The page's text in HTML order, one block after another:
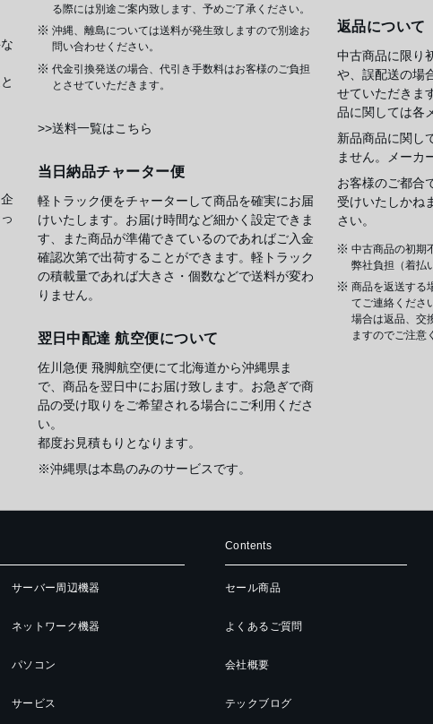
る際には別途ご案内致します、予めご了承ください。
沖縄、離島については送料が発生致しますので別途お
問い合わせください。
代金引換発送の場合、代引き手数料はお客様のご負担
とさせていただきます。
>>送料一覧はこちら
当日納品チャーター便
軽トラック便をチャーターして商品を確実にお届
けいたします。お届け時間など細かく設定できま
す、また商品が準備できているのであればご入金
確認次第で出荷することができます。軽トラック
の積載量であれば大きさ・個数などで送料が変わ
りません。
翌日中配達 航空便について
佐川急便 飛脚航空便にて北海道から沖縄県ま
で、商品を翌日中にお届け致します。お急ぎで商
品の受け取りをご希望される場合にご利用くださ
い。
都度お見積もりとなります。
※沖縄県は本島のみのサービスです。
返品について
中古商品に限り
や、誤配送の場
せていただきま
品に関しては各
新品商品に関し
ません。メーカ
お客様のご都合
受けいたしかね
さい。
中古商品の初期
弊社負担（着払
商品を返送する
てご連絡くださ
場合は返品、交
ますのでご注意
サーバー周辺機器
ネットワーク機器
パソコン
サービス
Contents
セール商品
よくあるご質問
会社概要
テックブログ